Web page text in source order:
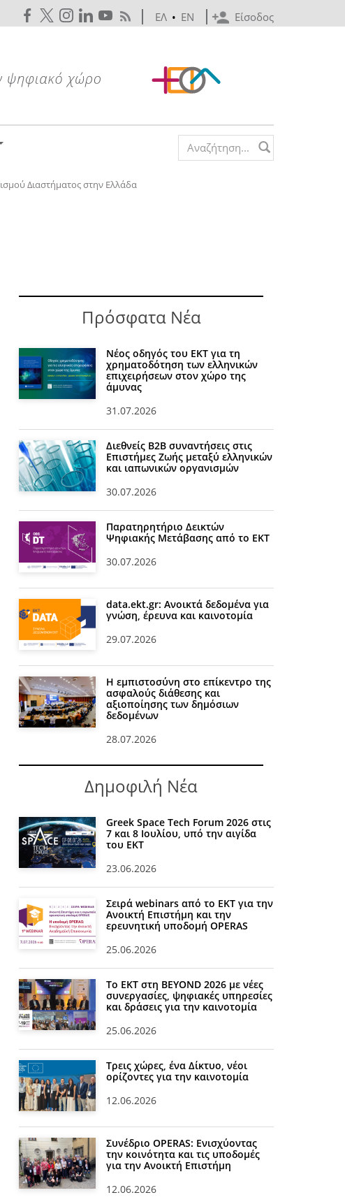
Είσοδος
ΕΛ • EN
Search form
Διαστήματος στην Ελλάδα
Πρόσφατα Νέα
Νέος οδηγός του ΕΚΤ για τη
χρηματοδότηση των ελληνικών
επιχειρήσεων στον χώρο της
άμυνας
31.07.2026
Διεθνείς Β2Β συναντήσεις στις
Επιστήμες Ζωής μεταξύ ελληνικών
και ιαπωνικών οργανισμών
30.07.2026
Παρατηρητήριο Δεικτών
Ψηφιακής Μετάβασης από το ΕΚΤ
30.07.2026
data.ekt.gr: Ανοικτά δεδομένα για
γνώση, έρευνα και καινοτομία
29.07.2026
Η εμπιστοσύνη στο επίκεντρο της
ασφαλούς διάθεσης και
αξιοποίησης των δημόσιων
δεδομένων
28.07.2026
Δημοφιλή Νέα
Greek Space Tech Forum 2026 στις
7 και 8 Ιουλίου, υπό την αιγίδα
του ΕΚΤ
23.06.2026
Σειρά webinars από το ΕΚΤ για την
Ανοικτή Επιστήμη και την
ερευνητική υποδομή OPERAS
25.06.2026
Το ΕΚΤ στη BEYOND 2026 με νέες
συνεργασίες, ψηφιακές υπηρεσίες
και δράσεις για την καινοτομία
25.06.2026
Τρεις χώρες, ένα Δίκτυο, νέοι
ορίζοντες για την καινοτομία
12.06.2026
Συνέδριο OPERAS: Ενισχύοντας
την κοινότητα και τις υποδομές
για την Ανοικτή Επιστήμη
12.06.2026